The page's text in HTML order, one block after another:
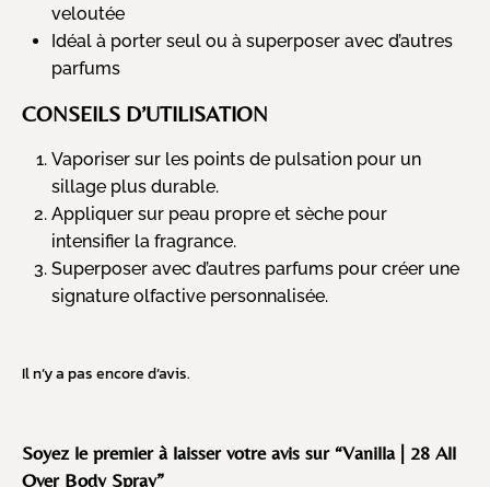
veloutée
Idéal à porter seul ou à superposer avec d’autres
parfums
CONSEILS D’UTILISATION
Vaporiser sur les points de pulsation pour un
sillage plus durable.
Appliquer sur peau propre et sèche pour
intensifier la fragrance.
Superposer avec d’autres parfums pour créer une
signature olfactive personnalisée.
Il n’y a pas encore d’avis.
Soyez le premier à laisser votre avis sur “Vanilla | 28 All
Over Body Spray”